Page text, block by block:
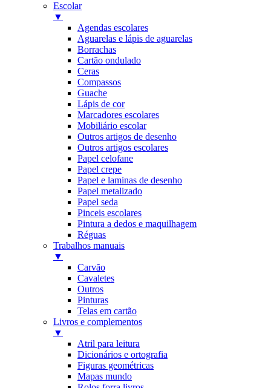
Escolar
▼
Agendas escolares
Aguarelas e lápis de aguarelas
Borrachas
Cartão ondulado
Ceras
Compassos
Guache
Lápis de cor
Marcadores escolares
Mobiliário escolar
Outros artigos de desenho
Outros artigos escolares
Papel celofane
Papel crepe
Papel e laminas de desenho
Papel metalizado
Papel seda
Pinceis escolares
Pintura a dedos e maquilhagem
Réguas
Trabalhos manuais
▼
Carvão
Cavaletes
Outros
Pinturas
Telas em cartão
Livros e complementos
▼
Atril para leitura
Dicionários e ortografia
Figuras geométricas
Mapas mundo